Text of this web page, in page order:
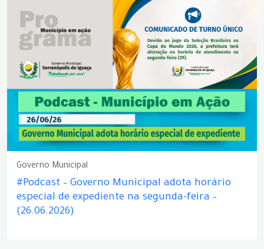
Governo Municipal
#Podcast – Governo Municipal adota horário
especial de expediente na segunda-feira –
(26.06.2026)